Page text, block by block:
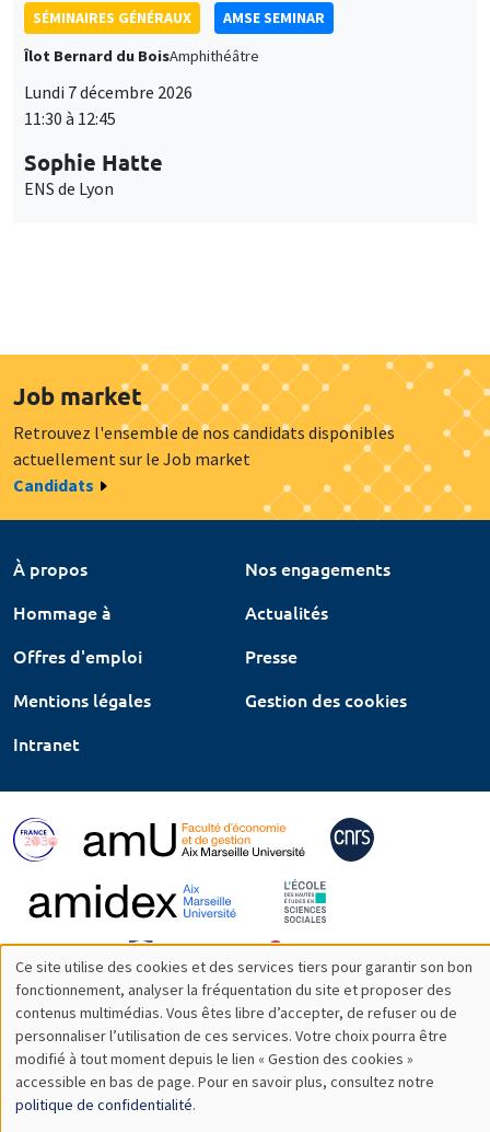
SÉMINAIRES GÉNÉRAUX
AMSE SEMINAR
Îlot Bernard du BoisAmphithéâtre
Lundi 7 décembre 2026
11:30 à 12:45
Sophie Hatte
ENS de Lyon
Job market
Retrouvez l'ensemble de nos candidats disponibles
actuellement sur le Job market
Candidats
À propos
Nos engagements
Hommage à
Actualités
Offres d'emploi
Presse
Mentions légales
Gestion des cookies
Intranet
Utilisation
des
données
personnelles
Ce site utilise des cookies et des services tiers pour garantir son bon
fonctionnement, analyser la fréquentation du site et proposer des
contenus multimédias. Vous êtes libre d’accepter, de refuser ou de
personnaliser l’utilisation de ces services. Votre choix pourra être
modifié à tout moment depuis le lien « Gestion des cookies »
accessible en bas de page. Pour en savoir plus, consultez notre
politique de confidentialité.